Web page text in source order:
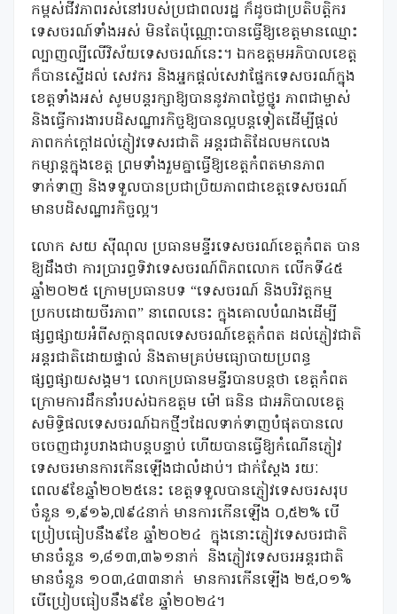
កម្ពស់ជីវភាពរស់នៅរបស់ប្រជាពលរដ្ឋ ក៏ដូចជាប្រតិបត្តិករ
ទេសចរណ៍ទាំងអស់ មិនតែប៉ុណ្ណោះបានធ្វើឱ្យខេត្តមានឈ្មោះ
ល្បាញល្បីលើវិស័យទេសចរណ៍នេះ។ ឯកឧត្តមអភិបាលខេត្ត
ក៏បានស្នើដល់ សេវករ និងអ្នកផ្តល់សេវាផ្នែកទេសចរណ៍ក្នុង
ខេត្តទាំងអស់ សូមបន្តរក្សាឱ្យបាននូវភាពថ្លៃថ្នូរ ភាពជាម្ចាស់
និងធ្វើការងារបដិសណ្ឋារកិច្ចឱ្យបានល្អបន្តទៀតដើម្បីផ្តល់
ភាពកក់ក្តៅដល់ភ្ញៀវទេសរជាតិ អន្តរជាតិដែលមកលេង
កម្សាន្តក្នុងខេត្ត ព្រមទាំងរួមគ្នាធ្វើឱ្យខេត្តកំពតមានភាព
ទាក់ទាញ និងទទួលបានប្រជាប្រិយភាពជាខេត្តទេសចរណ៍
មានបដិសណ្ឋារកិច្ចល្អ។
លោក សយ ស៊ីណុល ប្រធានមន្ទីរទេសចរណ៍ខេត្តកំពត បាន
ឱ្យដឹងថា ការប្រារព្ធទិវាទេសចរណ៍ពិភពលោក លើកទី៤៥
ឆ្នាំ២០២៥ ក្រោមប្រធានបទ “ទេសចរណ៍ និងបរិវត្តកម្ម
ប្រកបដោយចីរភាព” នាពេលនេះ ក្នុងគោលបំណងដើម្បី
ផ្សព្វផ្សាយអំពីសក្ដានុពលទេសចរណ៍ខេត្តកំពត ដល់ភ្ញៀវជាតិ
អន្តរជាតិដោយផ្ទាល់ និងតាមគ្រប់មធ្យោបាយប្រពន្ធ
ផ្សព្វផ្សាយសង្គម។ លោកប្រធានមន្ទីរបានបន្តថា ខេត្តកំពត
ក្រោមការដឹកនាំរបស់ឯកឧត្តម ម៉ៅ ធនិន ជាអភិបាលខេត្ត
សមិទ្ធិផលទេសចរណ៍ឯកថ្មីៗដែលទាក់ទាញបំផុតបានលេ
ចចេញជារូបរាងជាបន្តបន្ទាប់ ហើយបានធ្វើឱ្យកំណើនភ្ញៀវ
ទេសចរមានការកើនឡើងជាលំដាប់។ ជាក់ស្តែង រយៈ
ពេល៩ខែឆ្នាំ២០២៥នេះ ខេត្តទទួលបានភ្ញៀវទេសចរសរុប
ចំនួន ១,៩១៦,៧៩៤នាក់ មានការកើនឡើង ០,៥២% បើ
ប្រៀបធៀបនឹង៩ខែ ឆ្នាំ២០២៤ ក្នុងនោះភ្ញៀវទេសចរជាតិ
មានចំនួន ១,៨១៣,៣៦១នាក់ និងភ្ញៀវទេសចរអន្តរជាតិ
មានចំនួន ១០៣,៤៣៣នាក់ មានការកើនឡើង ២៥,០១%
បើប្រៀបធៀបនឹង៩ខែ ឆ្នាំ២០២៤។